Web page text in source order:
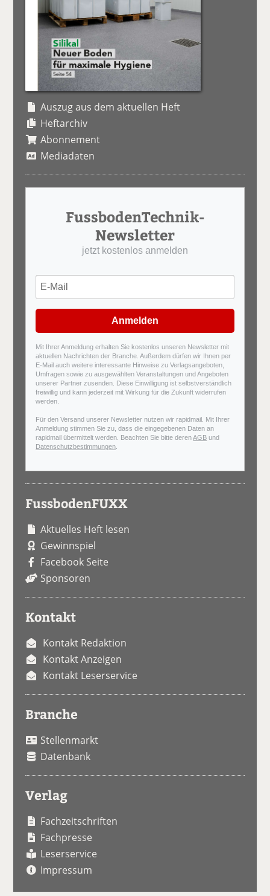
Auszug aus dem aktuellen Heft
Heftarchiv
Abonnement
Mediadaten
FussbodenTechnik-
Newsletter
jetzt kostenlos anmelden
Anmelden
Mit Ihrer Anmeldung erhalten Sie kostenlos unseren Newsletter mit
aktuellen Nachrichten der Branche. Außerdem dürfen wir Ihnen per
E-Mail auch weitere interessante Hinweise zu Verlagsangeboten,
Umfragen sowie zu ausgewählten Veranstaltungen und Angeboten
unserer Partner zusenden. Diese Einwilligung ist selbstverständlich
freiwillig und kann jederzeit mit Wirkung für die Zukunft widerrufen
werden.
Für den Versand unserer Newsletter nutzen wir rapidmail. Mit Ihrer
Anmeldung stimmen Sie zu, dass die eingegebenen Daten an
rapidmail übermittelt werden. Beachten Sie bitte derenAGB und
Datenschutzbestimmungen
FussbodenFUXX
Aktuelles Heft lesen
Gewinnspiel
Facebook Seite
Sponsoren
Kontakt
Kontakt Redaktion
Kontakt Anzeigen
Kontakt Leserservice
Branche
Stellenmarkt
Datenbank
Verlag
Fachzeitschriften
Fachpresse
Leserservice
Impressum